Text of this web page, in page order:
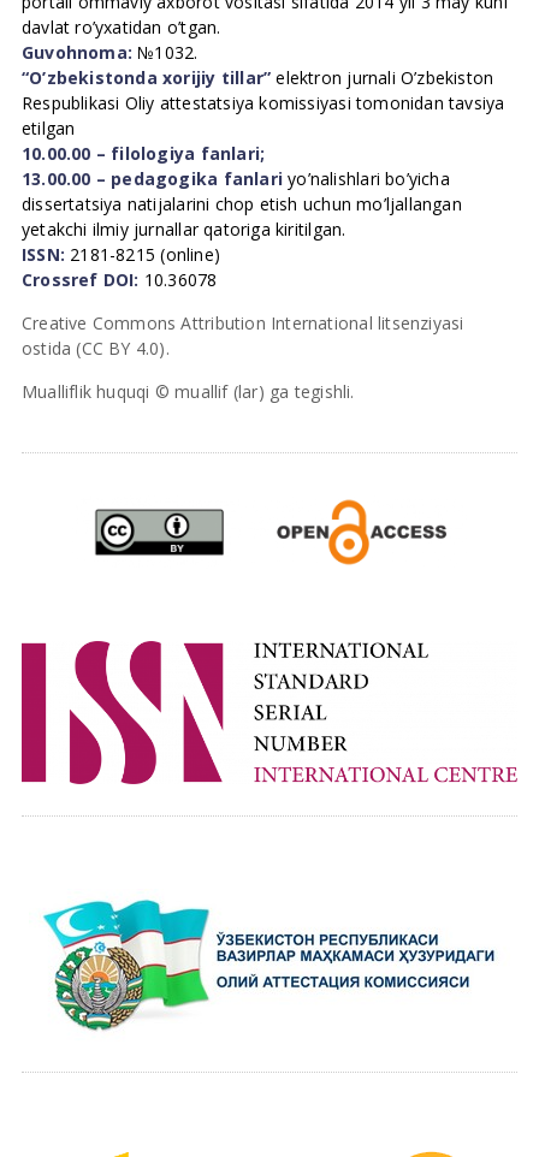
davlat ro’yxatidan o’tgan.
Guvohnoma: №1032.
“O’zbekistonda xorijiy tillar” elektron jurnali O’zbekiston
Respublikasi Oliy attestatsiya komissiyasi tomonidan tavsiya
etilgan
10.00.00 – filologiya fanlari;
13.00.00 – pedagogika fanlari yo’nalishlari bo’yicha
dissertatsiya natijalarini chop etish uchun mo’ljallangan
yetakchi ilmiy jurnallar qatoriga kiritilgan.
ISSN: 2181-8215 (online)
Crossref DOI: 10.36078
Creative Commons Attribution International litsenziyasi
ostida (CC BY 4.0).
Mualliflik huquqi © muallif (lar) ga tegishli.